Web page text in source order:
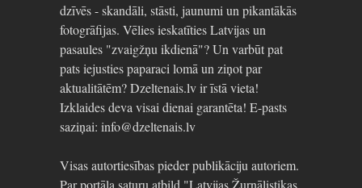
dzīvēs - skandāli, stāsti, jaunumi un pikantākās
fotogrāfijas. Vēlies ieskatīties Latvijas un
pasaules "zvaigžņu ikdienā"? Un varbūt pat
pats iejusties paparaci lomā un ziņot par
aktualitātēm? Dzeltenais.lv ir īstā vieta!
Izklaides deva visai dienai garantēta! E-pasts
saziņai: info@dzeltenais.lv
Visas autortiesības pieder publikāciju autoriem.
Par portāla saturu atbild "Latvijas Žurnālistikas